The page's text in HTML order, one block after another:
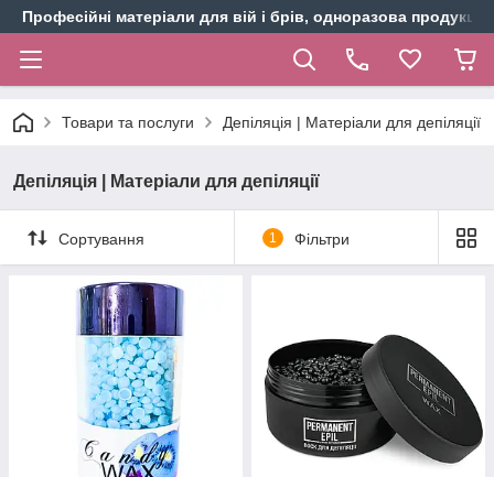
Професійні матеріали для вій і брів, одноразова продукція
Товари та послуги Депіляція | Матеріали для депіляції
Депіляція | Матеріали для депіляції
Сортування 1 Фільтри